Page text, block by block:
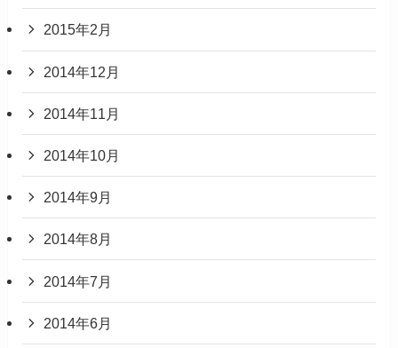
2015年2月
2014年12月
2014年11月
2014年10月
2014年9月
2014年8月
2014年7月
2014年6月